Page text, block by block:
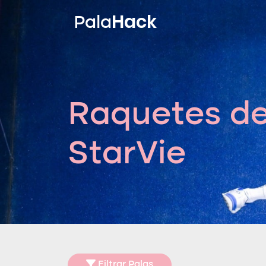
PalaHack
Raquetes
StarVie